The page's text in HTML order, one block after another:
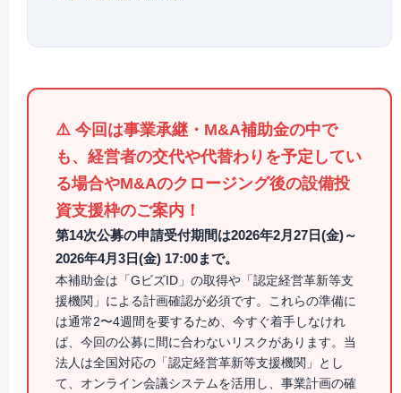
⚠️ 今回は事業承継・M&A補助金の中で
も、経営者の交代や代替わりを予定してい
る場合やM&Aのクロージング後の設備投
資支援枠のご案内！
第14次公募の申請受付期間は2026年2月27日(金)～
2026年4月3日(金) 17:00まで。
本補助金は「GビズID」の取得や「認定経営革新等支
援機関」による計画確認が必須です。これらの準備に
は通常2〜4週間を要するため 、今すぐ着手しなけれ
ば、今回の公募に間に合わないリスクがあります。 当
法人は全国対応の「認定経営革新等支援機関」とし
て、オンライン会議システムを活用し、事業計画の確